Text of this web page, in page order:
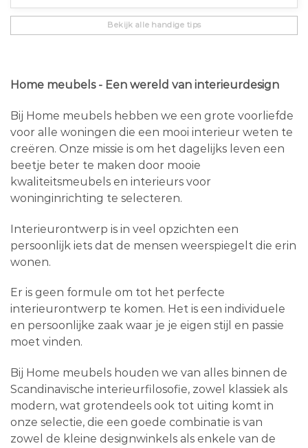
Bekijk alle handige tips
Home meubels - Een wereld van interieurdesign
Bij Home meubels hebben we een grote voorliefde
voor alle woningen die een mooi interieur weten te
creëren. Onze missie is om het dagelijks leven een
beetje beter te maken door mooie
kwaliteitsmeubels en interieurs voor
woninginrichting te selecteren.
Interieurontwerp is in veel opzichten een
persoonlijk iets dat de mensen weerspiegelt die erin
wonen.
Er is geen formule om tot het perfecte
interieurontwerp te komen. Het is een individuele
en persoonlijke zaak waar je je eigen stijl en passie
moet vinden.
Bij Home meubels houden we van alles binnen de
Scandinavische interieurfilosofie, zowel klassiek als
modern, wat grotendeels ook tot uiting komt in
onze selectie, die een goede combinatie is van
zowel de kleine designwinkels als enkele van de